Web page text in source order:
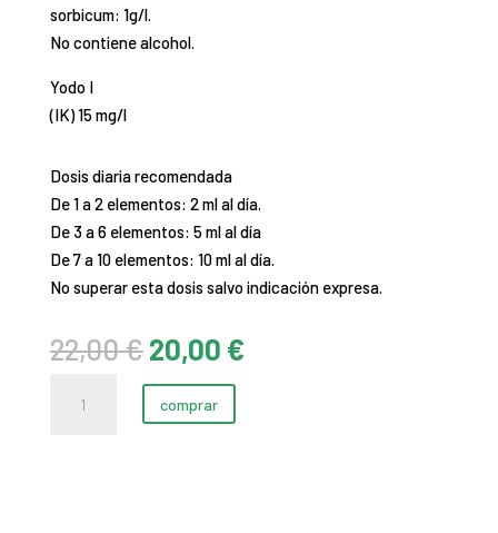
sorbicum: 1g/l.
No contiene alcohol.
Yodo I
(IK) 15 mg/l
Dosis diaria recomendada
De 1 a 2 elementos: 2 ml al día.
De 3 a 6 elementos: 5 ml al día
De 7 a 10 elementos: 10 ml al día.
No superar esta dosis salvo indicación expresa.
22,00€ El
precio
original
era:
20,00 €El
cantidad
comprar